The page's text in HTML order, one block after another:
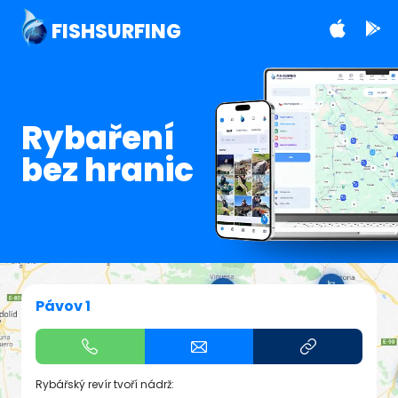
FISHSURFING
Rybaření
bez hranic
Pávov 1
Rybářský revír tvoří nádrž: